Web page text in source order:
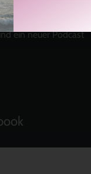
eine kleine Auszeit
ein neuer Podcast